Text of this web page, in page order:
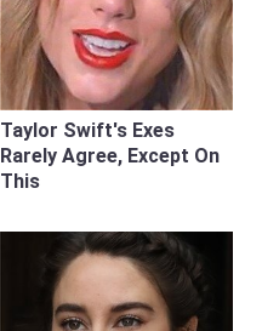
Taylor Swift's Exes
Rarely Agree, Except On
This